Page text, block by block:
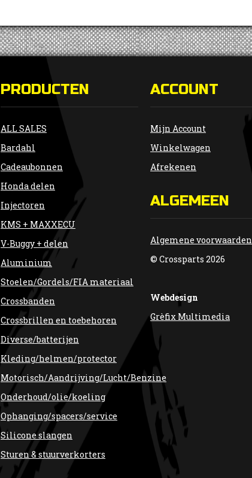
PRODUCTEN
ALL SALES
Bardahl
Cadeaubonnen
Honda delen
Injectoren
KMS + MAXXECU
V-Buggy + delen
Aluminium
Stoelen/Gordels/FIA materiaal
Crossbanden
Crossbrillen en toebehoren
Diverse/batterijen
Kleding/helmen/protector
Motorisch/Aandrijving/Lucht/Benzine
Onderhoud/olie/koeling
Ophanging/spacers/service
Silicone slangen
Sturen & stuurverkorters
ACCOUNT
Mijn Account
Winkelwagen
Afrekenen
ALGEMEEN
Algemene voorwaarden
© Crossparts 2026
Webdesign
Grèfix Multimedia